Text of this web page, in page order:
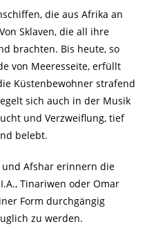
die aus Afrika an
Sklaven, die all ihre
brachten. Bis heute, so
von Meeresseite, erfüllt
Küstenbewohner strafend
sich auch in der Musik
und Verzweiflung, tief
belebt.
Afshar erinnern die
Tinariwen oder Omar
Form durchgängig
zu werden.